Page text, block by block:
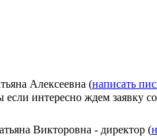
Алексеевна (написать
интересно ждем заявку
Викторовна - директор (